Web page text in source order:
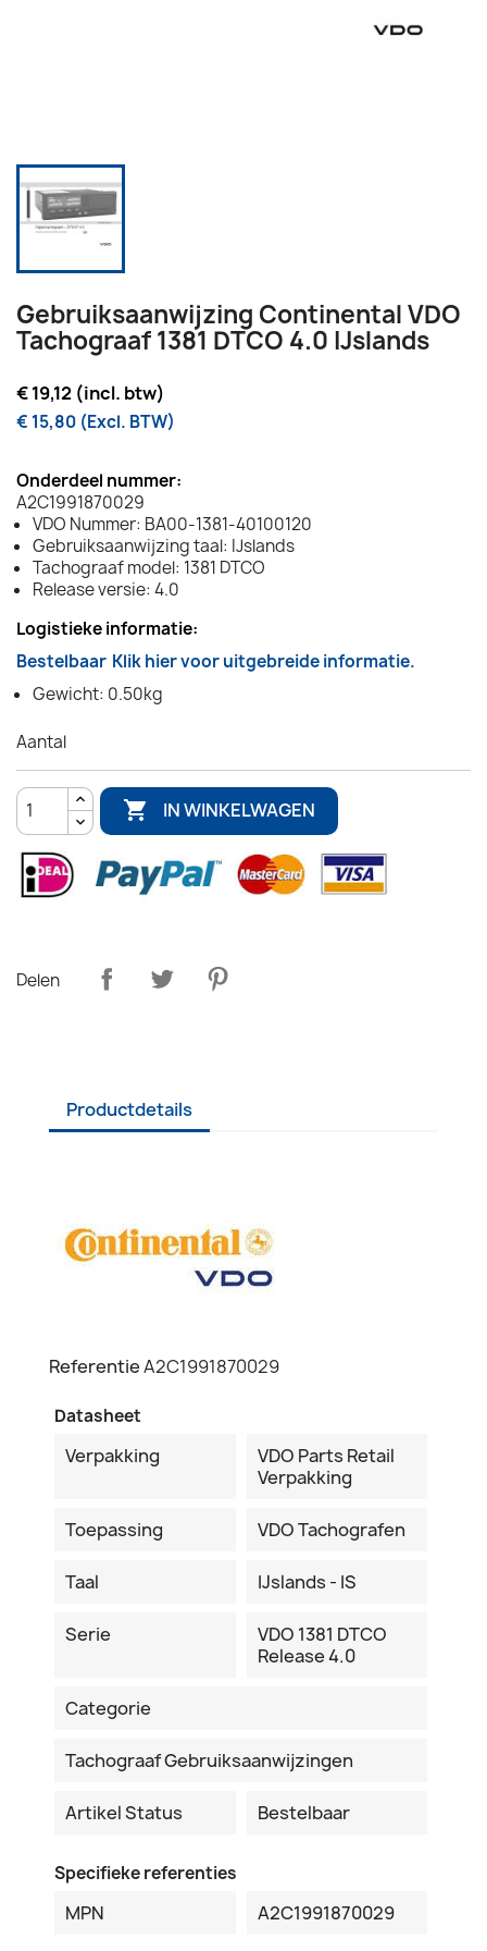
Gebruiksaanwijzing Continental VDO
Tachograaf 1381 DTCO 4.0 IJslands
€ 19,12 (incl. btw)
€ 15,80 (Excl. BTW)
Onderdeel nummer:
A2C1991870029
VDO Nummer: BA00-1381-40100120
Gebruiksaanwijzing taal: IJslands
Tachograaf model: 1381 DTCO
Release versie: 4.0
Logistieke informatie:
Bestelbaar Klik hier voor uitgebreide informatie.
Gewicht: 0.50kg
Aantal
 IN WINKELWAGEN
Delen
Productdetails
ReferentieA2C1991870029
Datasheet
Verpakking
VDO Parts Retail
Verpakking
Toepassing VDO Tachografen
Taal IJslands - IS
Serie
VDO 1381 DTCO
Release 4.0
Categorie
Tachograaf Gebruiksaanwijzingen
Artikel Status Bestelbaar
Specifieke referenties
MPN A2C1991870029